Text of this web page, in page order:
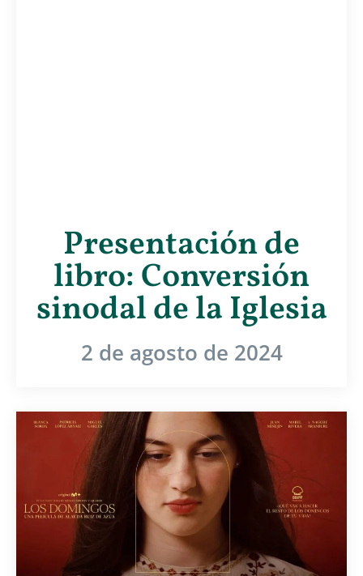
Presentación de
libro: Conversión
sinodal de la Iglesia
2 de agosto de 2024